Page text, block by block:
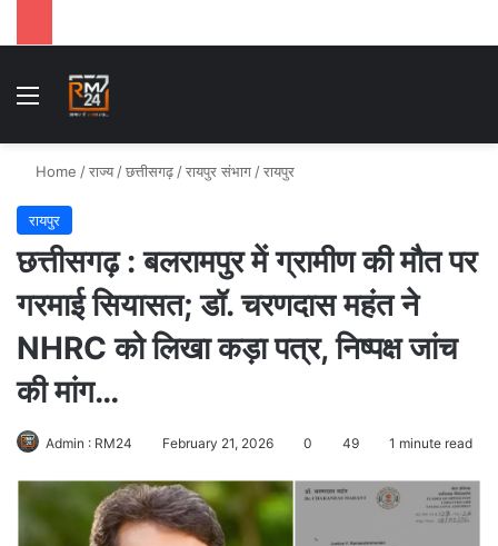
Menu
Home /राज्य /छत्तीसगढ़ /रायपुर संभाग /रायपुर
रायपुर
छत्तीसगढ़ : बलरामपुर में ग्रामीण की मौत पर
गरमाई सियासत; डॉ. चरणदास महंत ने
NHRC को लिखा कड़ा पत्र, निष्पक्ष जांच
की मांग…
Admin : RM24 February 21, 2026 0 49 1 minute read